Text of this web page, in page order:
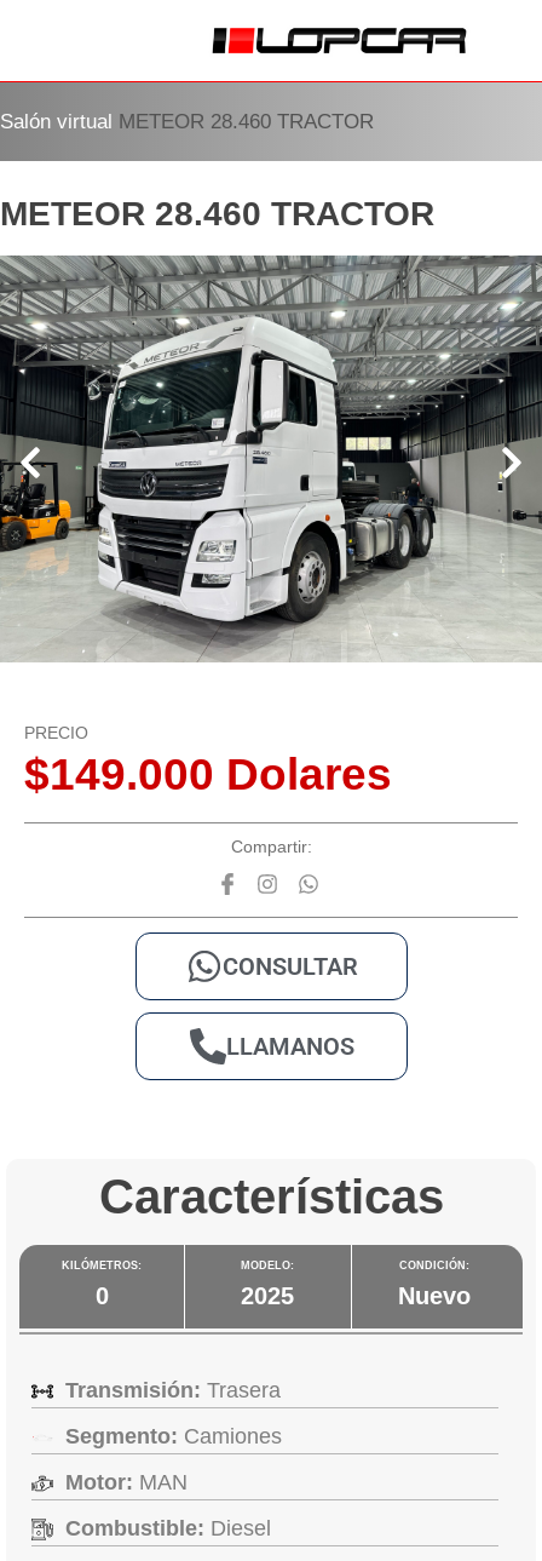
Salón virtual METEOR 28.460 TRACTOR
METEOR 28.460 TRACTOR
PRECIO
$149.000 Dolares
Compartir:
CONSULTAR
LLAMANOS
Características
KILÓMETROS:
0
MODELO:
2025
CONDICIÓN:
Nuevo
Transmisión: Trasera
Segmento: Camiones
Motor: MAN
Combustible: Diesel